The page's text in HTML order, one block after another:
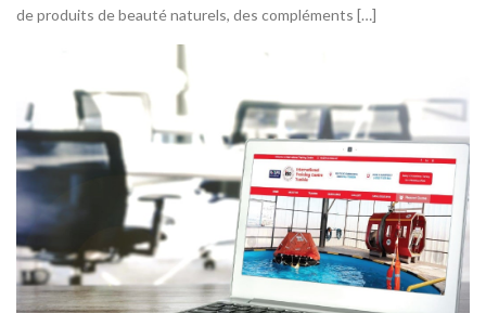
de produits de beauté naturels, des compléments […]